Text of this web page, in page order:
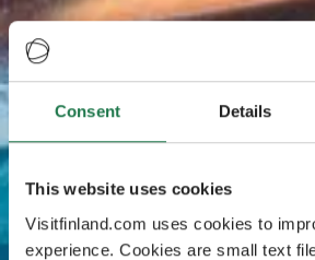
Consent Details
This website uses cookies
Visitfinland.com uses cookies to
experience. Cookies are small text